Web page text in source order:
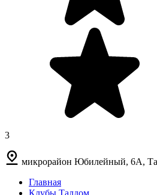
3
микрорайон Юбилейный, 6А,
Главная
Клубы Талдом